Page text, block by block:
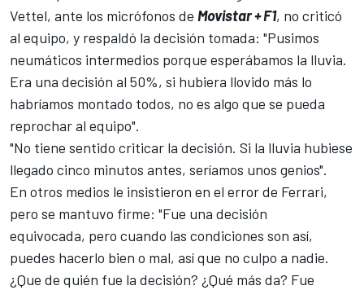
Vettel, ante los micrófonos de Movistar + F1, no criticó
al equipo, y respaldó la decisión tomada: "Pusimos
neumáticos intermedios porque esperábamos la lluvia.
Era una decisión al 50%, si hubiera llovido más lo
habríamos montado todos, no es algo que se pueda
reprochar al equipo".
"No tiene sentido criticar la decisión. Si la lluvia hubiese
llegado cinco minutos antes, seríamos unos genios".
En otros medios le insistieron en el error de Ferrari,
pero se mantuvo firme: "Fue una decisión
equivocada, pero cuando las condiciones son así,
puedes hacerlo bien o mal, así que no culpo a nadie.
¿Que de quién fue la decisión? ¿Qué más da? Fue